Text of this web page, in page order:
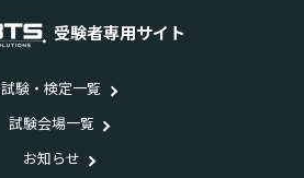
受験者専用サイト
試験・検定一覧
試験会場一覧
お知らせ